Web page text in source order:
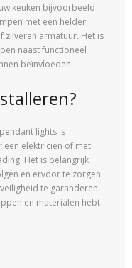
keuken bijvoorbeeld
met een helder,
zilveren armatuur. Het is
naast functioneel
beïnvloeden.
lights is
een elektricien of met
Het is belangrijk
en ervoor te zorgen
te garanderen.
en materialen hebt